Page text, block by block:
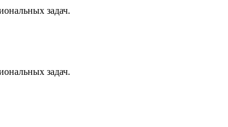
задач.
задач.